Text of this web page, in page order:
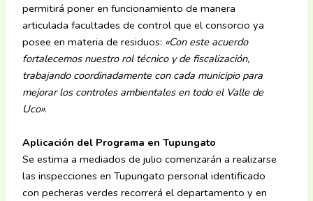
permitirá poner en funcionamiento de manera
articulada facultades de control que el consorcio ya
posee en materia de residuos: «Con este acuerdo
fortalecemos nuestro rol técnico y de fiscalización,
trabajando coordinadamente con cada municipio para
mejorar los controles ambientales en todo el Valle de
Uco».
Aplicación del Programa en Tupungato
Se estima a mediados de julio comenzarán a realizarse
las inspecciones en Tupungato personal identificado
con pecheras verdes recorrerá el departamento y en